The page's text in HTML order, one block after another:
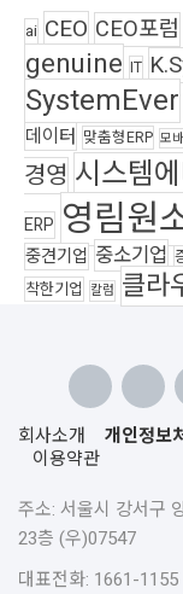
ai CEO CEO포럼
genuine IT
SystemEver
데이터 맞춤형ERP 모
경영 시스템
ERP 영림원
중견기업 중소기업
착한기업 칼럼 클라
회사소개 개인정보
이용약관
주소: 서울시 강서구
23층 (우)07547
대표전화: 1661-